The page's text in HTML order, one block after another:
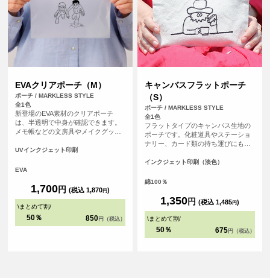
EVAクリアポーチ（M）
ポーチ / MARKLESS STYLE
全1色
新登場のEVA素材のクリアポーチ
は、半透明で中身が確認できます。
メモ帳などの文房具やメイクグッ
利なサイズ感です。リング付きの引
アパレルブランドの包装や展示会の
活用できます。開閉する際はスライ
ダー部分を掴んで操作し、引き手部
分を強く引っ張らないように注意し
UVインクジェット印刷
EVA
1,700円 (税込 1,870円)
\まとめて割/
50％ 850 円（税込）
キャンバスフラットポーチ
（S）
ポーチ / MARKLESS STYLE
全1色
フラットタイプのキャンバス生地の
ポーチです。化粧道具やステーショ
ナリー、カード類の持ち運びにも便
になってかわいい。
インクジェット印刷（淡色）
綿100％
1,350円 (税込 1,485円)
\まとめて割/
50％ 675 円（税込）